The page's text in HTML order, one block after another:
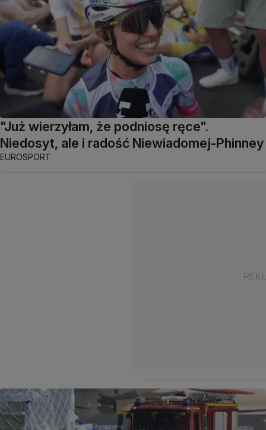
"Już wierzyłam, że podniosę ręce".
Niedosyt, ale i radość Niewiadomej-Phinney
EUROSPORT